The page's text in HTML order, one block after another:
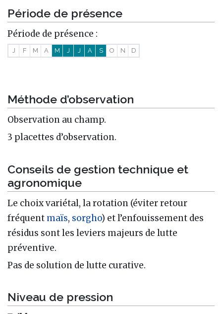
Période de présence
Période de présence :
J F M A M J J A S O N D
Méthode d’observation
Observation au champ.
3 placettes d’observation.
Conseils de gestion technique et
agronomique
Le choix variétal, la rotation (éviter retour
fréquent maïs, sorgho) et l’enfouissement des
résidus sont les leviers majeurs de lutte
préventive.
Pas de solution de lutte curative.
Niveau de pression